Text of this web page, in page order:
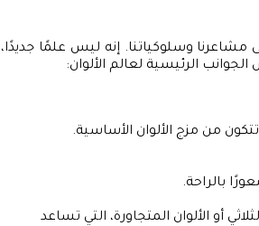
مشاعرنا وسلوكياتنا. إنه ليس علمًا جديدًا،
الرئيسية لعالم الألوان:
تتكون من مزج الألوان الأساسية.
بالراحة.
أو الألوان المتجاورة، التي تساعد